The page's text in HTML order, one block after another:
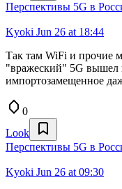
Перспективы 5G в
Kyoki Jun 26 at 18:44
Так там WiFi и прочие
"вражеский" 5G вышел
импортозамещенное
0
Look
Перспективы 5G в
Kyoki Jun 26 at 09:30